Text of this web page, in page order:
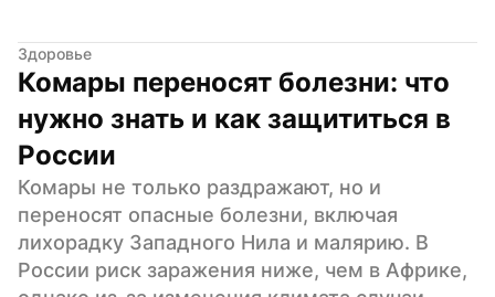
Здоровье
Комары переносят болезни: что
нужно знать и как защититься в
России
Комары не только раздражают, но и
переносят опасные болезни, включая
лихорадку Западного Нила и малярию. В
России риск заражения ниже, чем в Африке,